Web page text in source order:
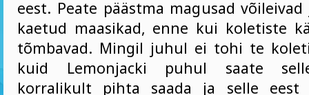
eest. Peate päästma magusad
kaetud maasikad, enne kui koletiste
tõmbavad. Mingil juhul ei tohi te
kuid Lemonjacki puhul saate
korralikult pihta saada ja selle eest